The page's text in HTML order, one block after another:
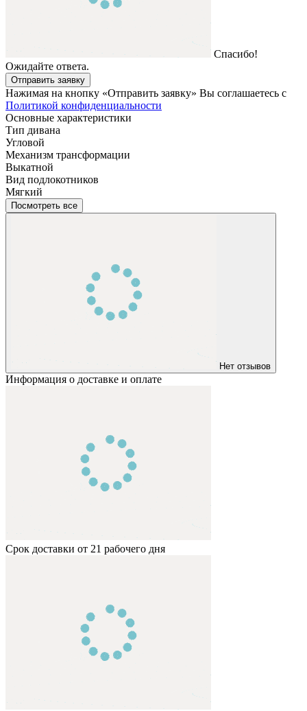
Спасибо!
Ожидайте ответа.
Отправить заявку
Нажимая на кнопку «Отправить заявку» Вы соглашаетесь с
Политикой конфиденциальности
Основные характеристики
Тип дивана
Угловой
Механизм трансформации
Выкатной
Вид подлокотников
Мягкий
Посмотреть все
Нет отзывов
Информация о доставке и оплате
Срок доставки от 21 рабочего дня